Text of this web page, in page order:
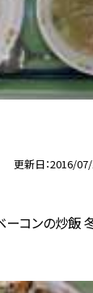
更新日 2016/
ーコンの炒飯